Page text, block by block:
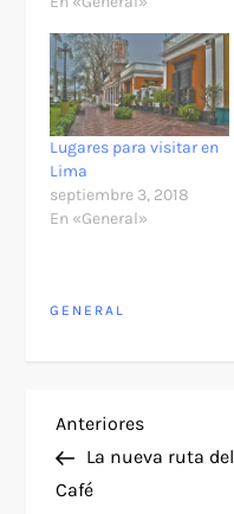
Lugares para visitar en
Lima
septiembre 3, 2018
En «General»
GENERAL
N
a
Entrada
anterior
Anteriores
La nueva ruta del
Café